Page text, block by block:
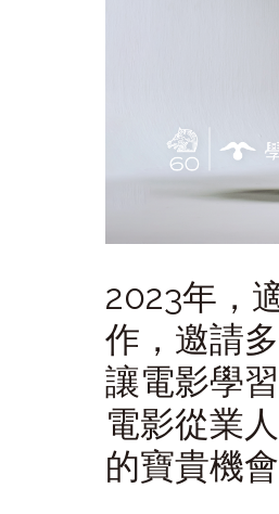
2023年，
作，邀請
讓電影學
電影從業
的寶貴機